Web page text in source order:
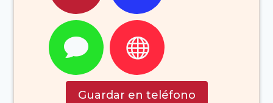
 
Guardar en teléfono